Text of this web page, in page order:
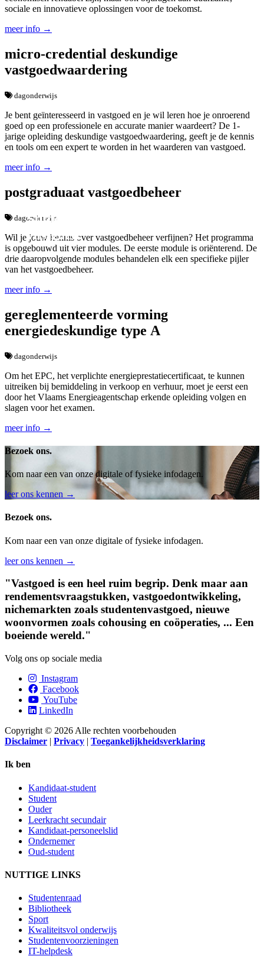
Studeer verder in
vastgoed.
sociale en innovatieve oplossingen voor de toekomst.
meer info →
micro-credential deskundige
vastgoedwaardering
dagonderwijs
Je bent geïnteresseerd in vastgoed en je wil leren hoe je onroerend
goed op een professionele en accurate manier waardeert? De 1-
jarige opleiding deskundige vastgoedwaardering, geeft je de kennis
en tools om een expert te worden in het waarderen van vastgoed.
meer info →
postgraduaat vastgoedbeheer
dagonderwijs
Wil je jouw kennis over vastgoedbeheer verfijnen? Het programma
is opgebouwd uit vier modules. De eerste module is oriënterend. De
drie daaropvolgende modules behandelen elk een specifieke pijler
van het vastgoedbeheer.
meer info →
gereglementeerde vorming
energiedeskundige type A
dagonderwijs
Om het EPC, het verplichte energieprestatiecertificaat, te kunnen
uitreiken bij bemiddeling in verkoop en verhuur, moet je eerst een
door het Vlaams Energieagentschap erkende opleiding volgen en
slagen voor het examen.
meer info →
Bezoek ons.
Kom naar een van onze digitale of fysieke infodagen.
leer ons kennen →
Bezoek ons.
Kom naar een van onze digitale of fysieke infodagen.
leer ons kennen →
"Vastgoed is een heel ruim begrip. Denk maar aan
rendements­vraagstukken, vastgoed­ontwikkeling,
niche­markten zoals studenten­vastgoed, nieuwe
woonvormen zoals cohousing en coöperaties, ... Een
boeiende wereld."
Volg ons op sociale media
Instagram
Facebook
YouTube
LinkedIn
Copyright © 2026 Alle rechten voorbehouden
Disclaimer | Privacy | Toegankelijkheidsverklaring
Ik ben
Kandidaat-student
Student
Ouder
Leerkracht secundair
Kandidaat-personeelslid
Ondernemer
Oud-student
NUTTIGE LINKS
Studentenraad
Bibliotheek
Sport
Kwaliteitsvol onderwijs
Studentenvoorzieningen
IT-helpdesk